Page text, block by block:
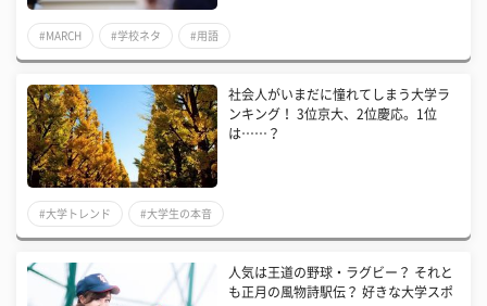
#MARCH #学校ネタ #用語
社会人がいまだに憧れてしまう大学ラ
ンキング！ 3位京大、2位慶応。1位
は……？
#大学トレンド #大学生の本音
人気は王道の野球・ラグビー？ それと
も正月の風物詩駅伝？ 好きな大学スポ